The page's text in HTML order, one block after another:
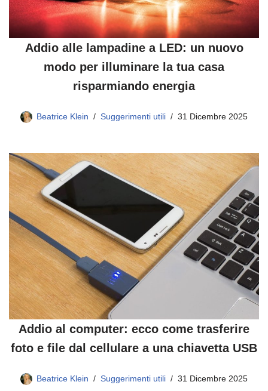
Addio alle lampadine a LED: un nuovo
modo per illuminare la tua casa
risparmiando energia
Beatrice Klein Suggerimenti utili 31 Dicembre 2025
Addio al computer: ecco come trasferire
foto e file dal cellulare a una chiavetta USB
Beatrice Klein Suggerimenti utili 31 Dicembre 2025